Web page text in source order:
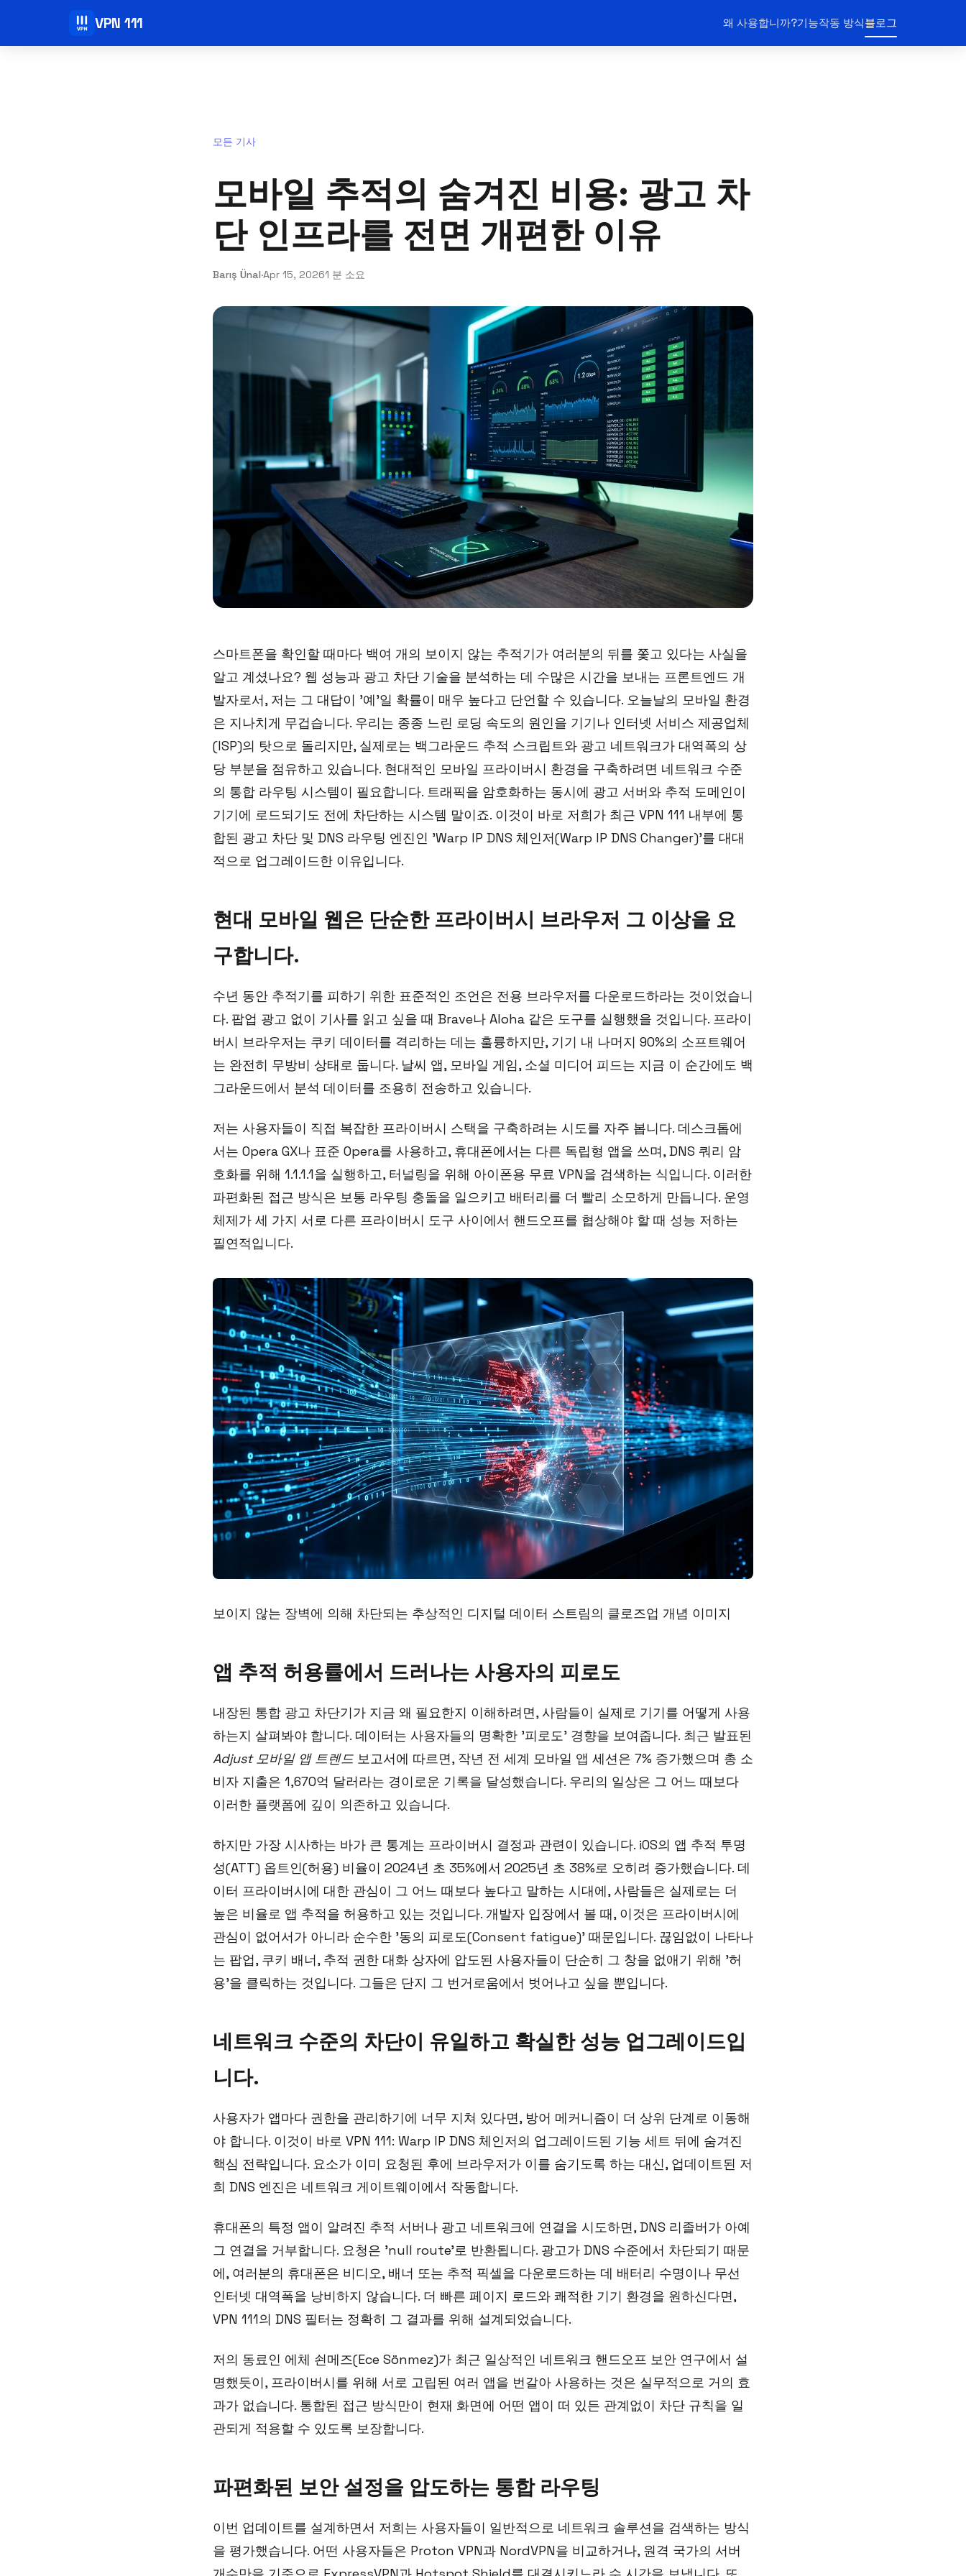
VPN 111 왜 사용합니까?기능작동 방식블로그
모든 기사
모바일 추적의 숨겨진 비용: 광고 차
단 인프라를 전면 개편한 이유
Barış Ünal·Apr 15, 20261 분 소요
스마트폰을 확인할 때마다 백여 개의 보이지 않는 추적기가 여러분의 뒤를 쫓고 있다는 사실을
알고 계셨나요? 웹 성능과 광고 차단 기술을 분석하는 데 수많은 시간을 보내는 프론트엔드 개
발자로서, 저는 그 대답이 '예'일 확률이 매우 높다고 단언할 수 있습니다. 오늘날의 모바일 환경
은 지나치게 무겁습니다. 우리는 종종 느린 로딩 속도의 원인을 기기나 인터넷 서비스 제공업체
(ISP)의 탓으로 돌리지만, 실제로는 백그라운드 추적 스크립트와 광고 네트워크가 대역폭의 상
당 부분을 점유하고 있습니다. 현대적인 모바일 프라이버시 환경을 구축하려면 네트워크 수준
의 통합 라우팅 시스템이 필요합니다. 트래픽을 암호화하는 동시에 광고 서버와 추적 도메인이
기기에 로드되기도 전에 차단하는 시스템 말이죠. 이것이 바로 저희가 최근 VPN 111 내부에 통
합된 광고 차단 및 DNS 라우팅 엔진인 'Warp IP DNS 체인저(Warp IP DNS Changer)'를 대대
적으로 업그레이드한 이유입니다.
현대 모바일 웹은 단순한 프라이버시 브라우저 그 이상을 요
구합니다.
수년 동안 추적기를 피하기 위한 표준적인 조언은 전용 브라우저를 다운로드하라는 것이었습니
다. 팝업 광고 없이 기사를 읽고 싶을 때 Brave나 Aloha 같은 도구를 실행했을 것입니다. 프라이
버시 브라우저는 쿠키 데이터를 격리하는 데는 훌륭하지만, 기기 내 나머지 90%의 소프트웨어
는 완전히 무방비 상태로 둡니다. 날씨 앱, 모바일 게임, 소셜 미디어 피드는 지금 이 순간에도 백
그라운드에서 분석 데이터를 조용히 전송하고 있습니다.
저는 사용자들이 직접 복잡한 프라이버시 스택을 구축하려는 시도를 자주 봅니다. 데스크톱에
서는 Opera GX나 표준 Opera를 사용하고, 휴대폰에서는 다른 독립형 앱을 쓰며, DNS 쿼리 암
호화를 위해 1.1.1.1을 실행하고, 터널링을 위해 아이폰용 무료 VPN을 검색하는 식입니다. 이러한
파편화된 접근 방식은 보통 라우팅 충돌을 일으키고 배터리를 더 빨리 소모하게 만듭니다. 운영
체제가 세 가지 서로 다른 프라이버시 도구 사이에서 핸드오프를 협상해야 할 때 성능 저하는
필연적입니다.
보이지 않는 장벽에 의해 차단되는 추상적인 디지털 데이터 스트림의 클로즈업 개념 이미지
앱 추적 허용률에서 드러나는 사용자의 피로도
내장된 통합 광고 차단기가 지금 왜 필요한지 이해하려면, 사람들이 실제로 기기를 어떻게 사용
하는지 살펴봐야 합니다. 데이터는 사용자들의 명확한 '피로도' 경향을 보여줍니다. 최근 발표된
Adjust 모바일 앱 트렌드 보고서에 따르면, 작년 전 세계 모바일 앱 세션은 7% 증가했으며 총 소
비자 지출은 1,670억 달러라는 경이로운 기록을 달성했습니다. 우리의 일상은 그 어느 때보다
이러한 플랫폼에 깊이 의존하고 있습니다.
하지만 가장 시사하는 바가 큰 통계는 프라이버시 결정과 관련이 있습니다. iOS의 앱 추적 투명
성(ATT) 옵트인(허용) 비율이 2024년 초 35%에서 2025년 초 38%로 오히려 증가했습니다. 데
이터 프라이버시에 대한 관심이 그 어느 때보다 높다고 말하는 시대에, 사람들은 실제로는 더
높은 비율로 앱 추적을 허용하고 있는 것입니다. 개발자 입장에서 볼 때, 이것은 프라이버시에
관심이 없어서가 아니라 순수한 '동의 피로도(Consent fatigue)' 때문입니다. 끊임없이 나타나
는 팝업, 쿠키 배너, 추적 권한 대화 상자에 압도된 사용자들이 단순히 그 창을 없애기 위해 '허
용'을 클릭하는 것입니다. 그들은 단지 그 번거로움에서 벗어나고 싶을 뿐입니다.
네트워크 수준의 차단이 유일하고 확실한 성능 업그레이드입
니다.
사용자가 앱마다 권한을 관리하기에 너무 지쳐 있다면, 방어 메커니즘이 더 상위 단계로 이동해
야 합니다. 이것이 바로 VPN 111: Warp IP DNS 체인저의 업그레이드된 기능 세트 뒤에 숨겨진
핵심 전략입니다. 요소가 이미 요청된 후에 브라우저가 이를 숨기도록 하는 대신, 업데이트된 저
희 DNS 엔진은 네트워크 게이트웨이에서 작동합니다.
휴대폰의 특정 앱이 알려진 추적 서버나 광고 네트워크에 연결을 시도하면, DNS 리졸버가 아예
그 연결을 거부합니다. 요청은 'null route'로 반환됩니다. 광고가 DNS 수준에서 차단되기 때문
에, 여러분의 휴대폰은 비디오, 배너 또는 추적 픽셀을 다운로드하는 데 배터리 수명이나 무선
인터넷 대역폭을 낭비하지 않습니다. 더 빠른 페이지 로드와 쾌적한 기기 환경을 원하신다면,
VPN 111의 DNS 필터는 정확히 그 결과를 위해 설계되었습니다.
저의 동료인 에체 쇤메즈(Ece Sönmez)가 최근 일상적인 네트워크 핸드오프 보안 연구에서 설
명했듯이, 프라이버시를 위해 서로 고립된 여러 앱을 번갈아 사용하는 것은 실무적으로 거의 효
과가 없습니다. 통합된 접근 방식만이 현재 화면에 어떤 앱이 떠 있든 관계없이 차단 규칙을 일
관되게 적용할 수 있도록 보장합니다.
파편화된 보안 설정을 압도하는 통합 라우팅
이번 업데이트를 설계하면서 저희는 사용자들이 일반적으로 네트워크 솔루션을 검색하는 방식
을 평가했습니다. 어떤 사용자들은 Proton VPN과 NordVPN을 비교하거나, 원격 국가의 서버